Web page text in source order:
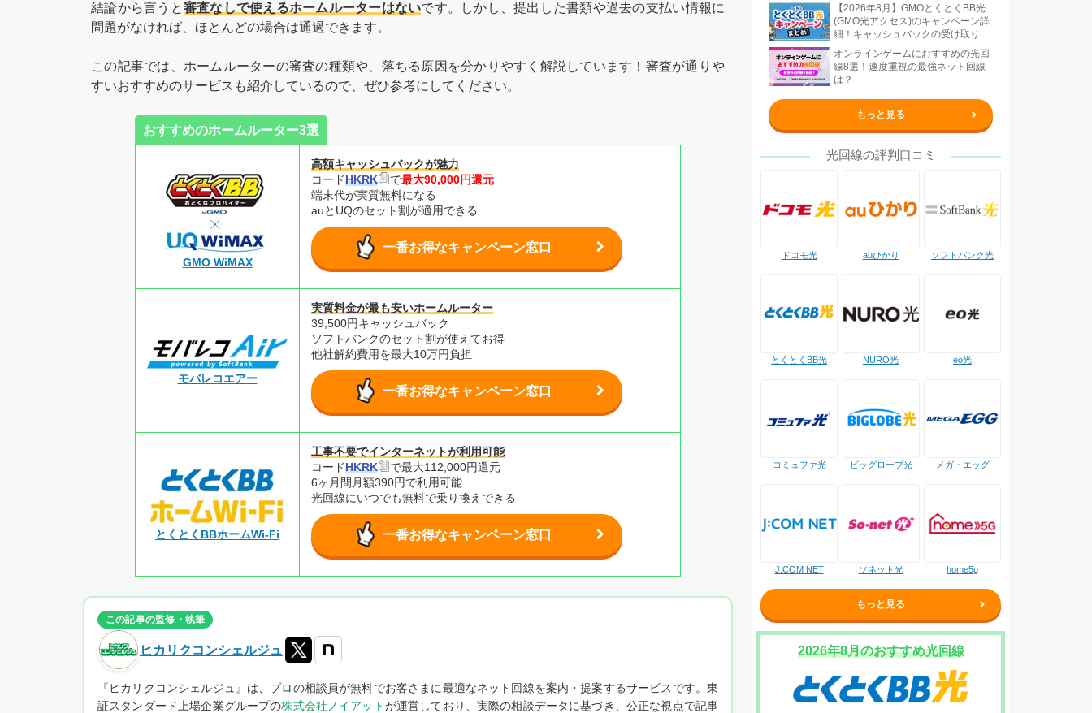
結論から言うと審査なしで使えるホームルーターはないです。しかし、提出した書類や過去の支払い情報に
問題がなければ、ほとんどの場合は通過できます。
この記事では、ホームルーターの審査の種類や、落ちる原因を分かりやすく解説しています！審査が通りや
すいおすすめのサービスも紹介しているので、ぜひ参考にしてください。
おすすめのホームルーター3選
GMO WiMAX
高額キャッシュバックが魅力
コードHKRK で最大90,000円還元
端末代が実質無料になる
auとUQのセット割が適用できる
一番お得なキャンペーン窓口
モバレコエアー
実質料金が最も安いホームルーター
39,500円キャッシュバック
ソフトバンクのセット割が使えてお得
他社解約費用を最大10万円負担
一番お得なキャンペーン窓口
とくとくBBホームWi-Fi
工事不要でインターネットが利用可能
コードHKRK
で最大112,000円還元
6ヶ月間月額390円で利用可能
光回線にいつでも無料で乗り換えできる
一番お得なキャンペーン窓口
この記事の監修・執筆
ヒカリクコンシェルジュ
『ヒカリクコンシェルジュ』は、プロの相談員が無料でお客さまに最適なネット回線を案内・提案するサービスです。東
証スタンダード上場企業グループの株式会社ノイアットが運営しており、実際の相談データに基づき、公正な視点で記事
【2026年8月】GMOとくとくBB光
(GMO光アクセス)のキャンペーン詳
細！キャッシュバックの受け取り方
法も解説
オンラインゲームにおすすめの光回
線8選！速度重視の最強ネット回線
は？
もっと見る
光回線の評判口コミ
ドコモ光 auひかり ソフトバンク光
とくとくBB光 NURO光 eo光
コミュファ光 ビッグローブ光 メガ・エッグ
J:COM NET ソネット光 home5g
もっと見る
2026年8月のおすすめ光回線